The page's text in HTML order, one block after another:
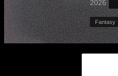
2026·
Fantasy